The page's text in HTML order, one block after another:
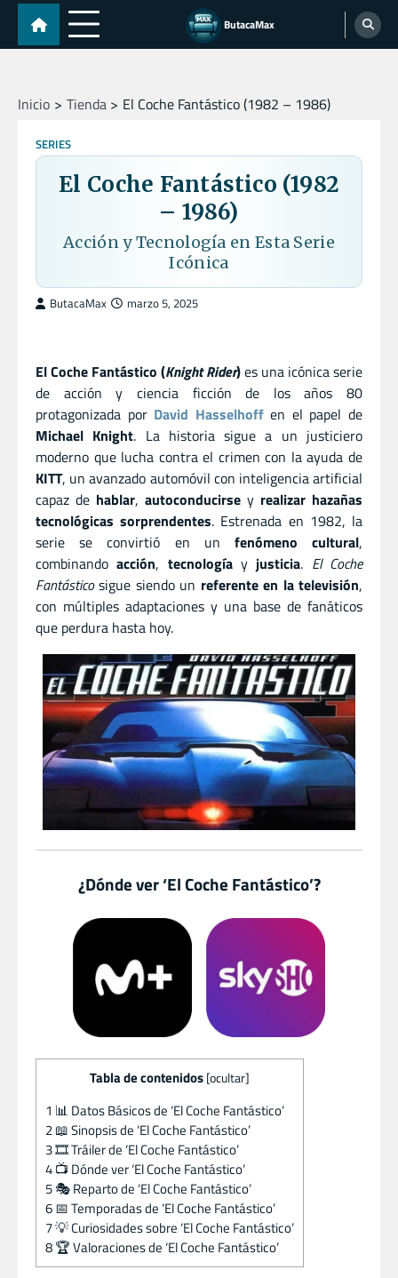
Skip
content
ButacaMax
Inicio Tienda El Coche Fantástico (1982 – 1986)
SERIES
El Coche Fantástico (1982
– 1986)
Acción y Tecnología en Esta Serie
Icónica
ButacaMax marzo 5, 2025
El Coche Fantástico (Knight Rider)es una icónica serie
de acción y ciencia ficción de los años 80
protagonizada por David Hasselhoffen el papel de
Michael Knight. La historia sigue a un justiciero
moderno que lucha contra el crimen con la ayuda de
KITT, un avanzado automóvil con inteligencia artificial
capaz de hablar, autoconducirse y realizar hazañas
tecnológicas sorprendentes. Estrenada en 1982, la
serie se convirtió en un fenómeno cultural,
combinandoacción, tecnologíay justicia. El Coche
Fantásticosigue siendo un referente en la televisión,
con múltiples adaptaciones y una base de fanáticos
que perdura hasta hoy.
¿Dónde ver ‘El Coche Fantástico’?
Tabla de contenidos [ocultar]
1 📊 Datos Básicos de ‘El Coche Fantástico’
2📖 Sinopsis de ‘El Coche Fantástico’
3🎞️ Tráiler de ‘El Coche Fantástico’
4📺 Dónde ver ‘El Coche Fantástico’
5🎭 Reparto de ‘El Coche Fantástico’
6📅 Temporadas de ‘El Coche Fantástico’
7💡 Curiosidades sobre ‘El Coche Fantástico’
8🏆 Valoraciones de ‘El Coche Fantástico’